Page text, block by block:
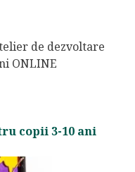
de dezvoltare
ONLINE
copii 3-10 ani